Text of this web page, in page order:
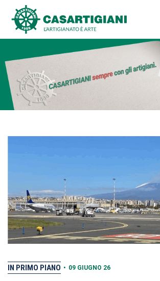
IN PRIMO PIANO • 09 GIUGNO 26